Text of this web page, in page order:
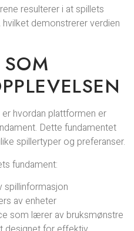
resulterer i at spillets
demonstrerer verdien
SOM
hvordan plattformen er
Dette fundamentet
spillertyper og preferanser.
fundament:
spillinformasjon
av enheter
som lærer av bruksmønstre